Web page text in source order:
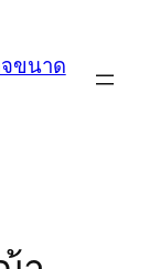
ขนาด